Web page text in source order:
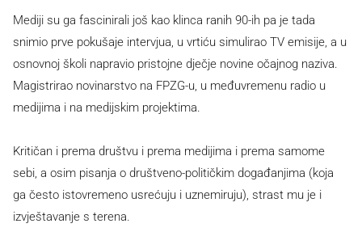
Mediji su ga fascinirali još kao klinca ranih 90-ih pa je tada
snimio prve pokušaje intervjua, u vrtiću simulirao TV emisije, a u
osnovnoj školi napravio pristojne dječje novine očajnog naziva.
Magistrirao novinarstvo na FPZG-u, u međuvremenu radio u
medijima i na medijskim projektima.
Kritičan i prema društvu i prema medijima i prema samome
sebi, a osim pisanja o društveno-političkim događanjima (koja
ga često istovremeno usrećuju i uznemiruju), strast mu je i
izvještavanje s terena.